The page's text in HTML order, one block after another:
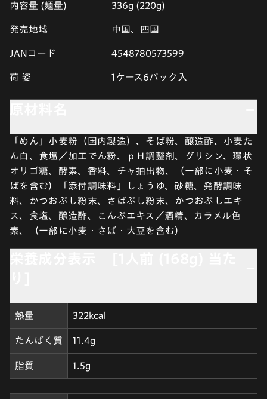
内容量 (麺量) 336g (220g)
発売地域 中国、四国
JANコード 4548780573599
荷 姿 1ケース6パック入
「めん」小麦粉（国内製造）、そば粉、醸造酢、小麦た
ん白、食塩／加工でん粉、ｐＨ調整剤、グリシン、環状
オリゴ糖、酵素、香料、チャ抽出物、（一部に小麦・そ
ばを含む）「添付調味料」しょうゆ、砂糖、発酵調味
料、かつおぶし粉末、さばぶし粉末、かつおぶしエキ
ス、食塩、醸造酢、こんぶエキス／酒精、カラメル色
素、（一部に小麦・さば・大豆を含む）
熱量 322kcal
たんぱく質 11.4g
脂質 1.5g